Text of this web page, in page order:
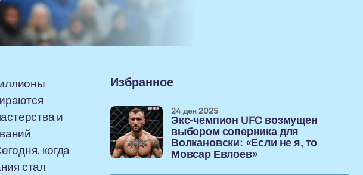
и
когда
стал
Избранное
Экс-чемпион UFC возмущен
выбором соперника для
Волкановски: «Если не я, то
Мовсар Евлоев»
24 дек 2025